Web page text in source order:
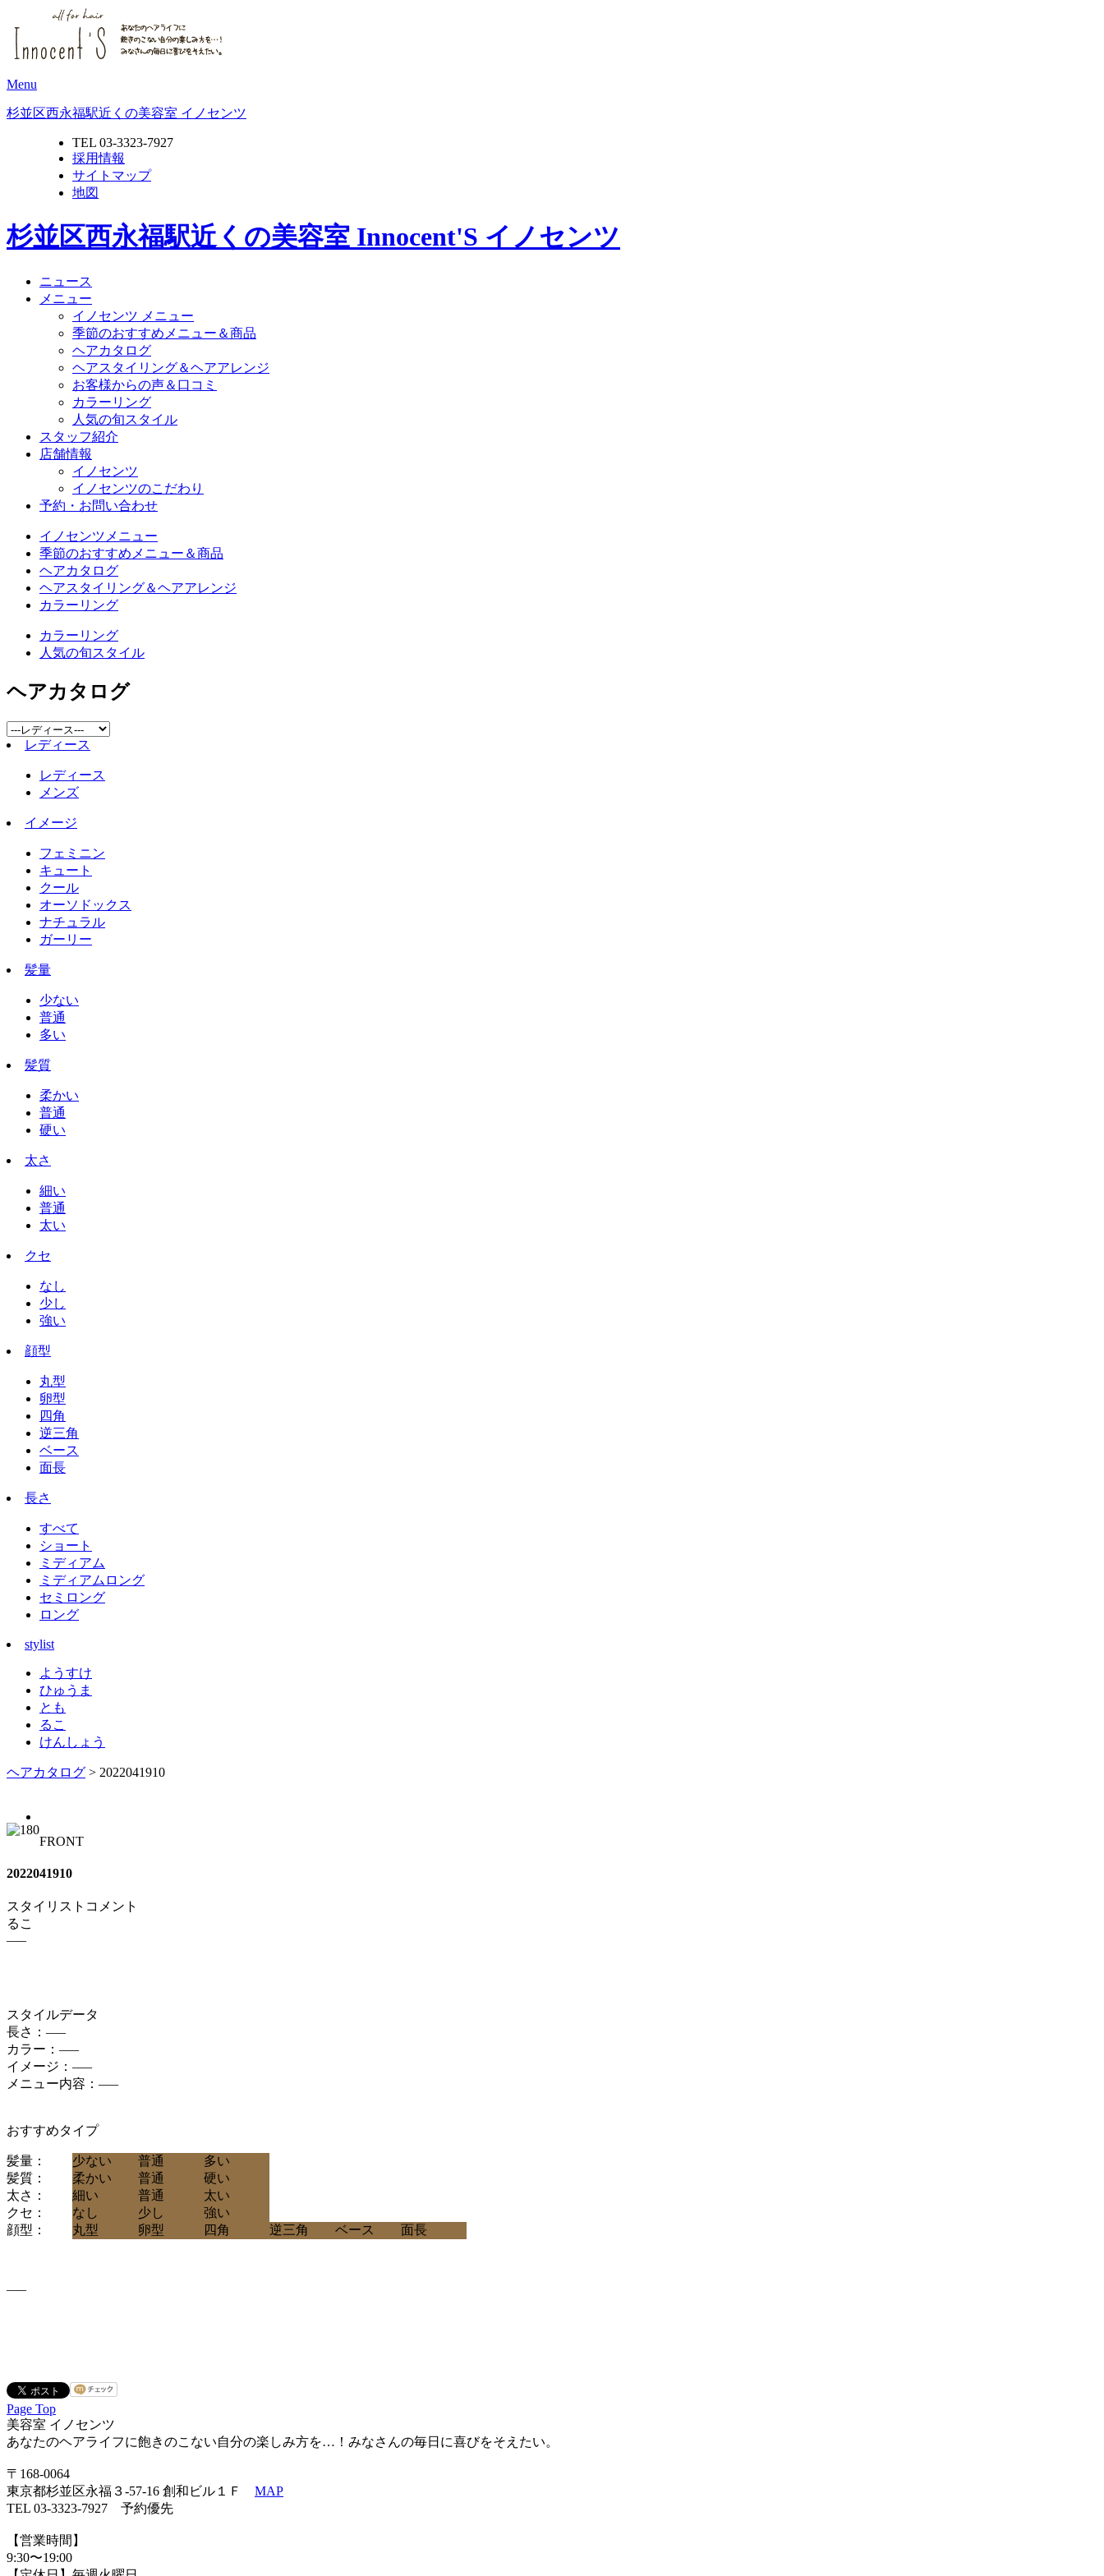
Menu
杉並区西永福駅近くの美容室 イノセンツ
TEL 03-3323-7927
採用情報
サイトマップ
地図
杉並区西永福駅近くの美容室 Innocent'S イノセンツ
ニュース
メニュー
イノセンツ メニュー
季節のおすすめメニュー＆商品
ヘアカタログ
ヘアスタイリング＆ヘアアレンジ
お客様からの声＆口コミ
カラーリング
人気の旬スタイル
スタッフ紹介
店舗情報
イノセンツ
イノセンツのこだわり
予約・お問い合わせ
イノセンツメニュー
季節のおすすめメニュー＆商品
ヘアカタログ
ヘアスタイリング＆ヘアアレンジ
カラーリング
カラーリング
人気の旬スタイル
ヘアカタログ
レディース
レディース
メンズ
イメージ
フェミニン
キュート
クール
オーソドックス
ナチュラル
ガーリー
髪量
少ない
普通
多い
髪質
柔かい
普通
硬い
太さ
細い
普通
太い
クセ
なし
少し
強い
顔型
丸型
卵型
四角
逆三角
ベース
面長
長さ
すべて
ショート
ミディアム
ミディアムロング
セミロング
ロング
stylist
ようすけ
ひゅうま
とも
るこ
けんしょう
ヘアカタログ > 2022041910
FRONT
2022041910
スタイリストコメント
るこ
—–
スタイルデータ
長さ：—–
カラー：—–
イメージ：—–
メニュー内容：—–
おすすめタイプ
髪量： 少ない 普通
多い
髪質：
柔かい 普通
硬い
太さ：
細い 普通
太い
クセ：
なし 少し
強い
顔型：
丸型 卵型 四角 逆三角 ベース 面長
—–
Page Top
美容室 イノセンツ
あなたのヘアライフに飽きのこない自分の楽しみ方を…！みなさんの毎日に喜びをそえたい。
〒168-0064
東京都杉並区永福３-57-16 創和ビル１Ｆ MAP
TEL 03-3323-7927 予約優先
【営業時間】
9:30〜19:00